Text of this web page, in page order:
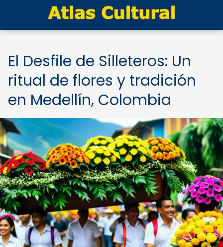
El Desfile de Silleteros: Un
ritual de flores y tradición
en Medellín, Colombia